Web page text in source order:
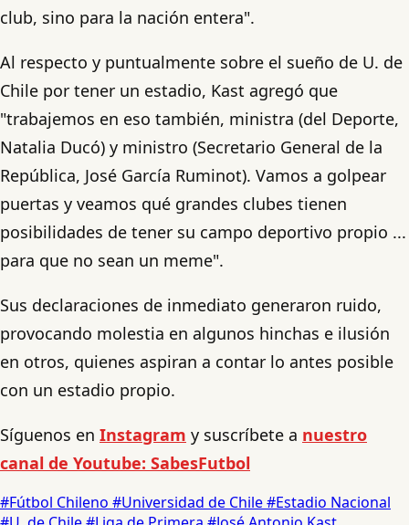
club, sino para la nación entera".
Al respecto y puntualmente sobre el sueño de U. de
Chile por tener un estadio, Kast agregó que
"trabajemos en eso también, ministra (del Deporte,
Natalia Ducó) y ministro (Secretario General de la
República, José García Ruminot). Vamos a golpear
puertas y veamos qué grandes clubes tienen
posibilidades de tener su campo deportivo propio ...
para que no sean un meme".
Sus declaraciones de inmediato generaron ruido,
provocando molestia en algunos hinchas e ilusión
en otros, quienes aspiran a contar lo antes posible
con un estadio propio.
Síguenos en Instagram y suscríbete a nuestro
canal de Youtube: SabesFutbol
#Fútbol Chileno #Universidad de Chile#Estadio Nacional